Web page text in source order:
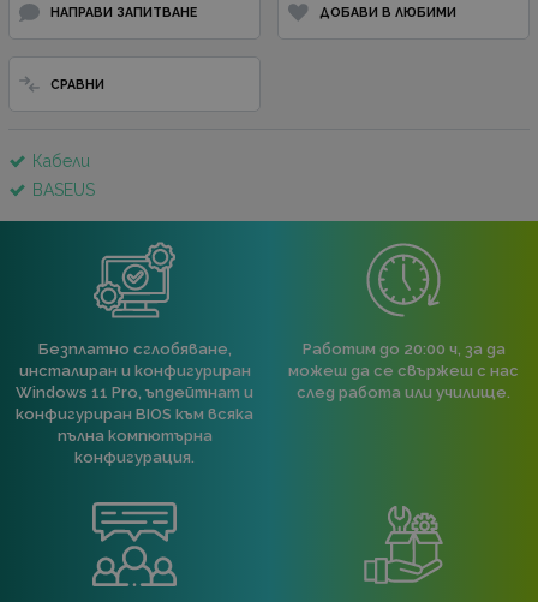
НАПРАВИ ЗАПИТВАНЕ ДОБАВИ В ЛЮБИМИ
СРАВНИ
Кабели
BASEUS
Безплатно сглобяване,
инсталиран и конфигуриран
Windows 11 Pro, ъпдейтнат и
конфигуриран BIOS към всяка
пълна компютърна
конфигурация.
Работим до 20:00 ч, за да
можеш да се свържеш с нас
след работа или училище.